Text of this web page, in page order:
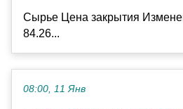
Сырье Цена закрытия
84.26...
08:00, 11 Янв